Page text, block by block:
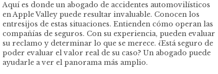
Aquí es donde un abogado de accidentes automovilísticos
en Apple Valley puede resultar invaluable. Conocen los
entresijos de estas situaciones. Entienden cómo operan las
compañías de seguros. Con su experiencia, pueden evaluar
su reclamo y determinar lo que se merece. ¿Está seguro de
poder evaluar el valor real de su caso? Un abogado puede
ayudarle a ver el panorama más amplio.